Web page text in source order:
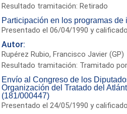
Resultado tramitación: Retirado
Participación en los programas
Presentado el 06/04/1990 y
Autor:
Rupérez Rubio, Francisco Javier (GP)
Resultado tramitación: Tramitado
Envío al Congreso de los
Organización del Tratado del
(181/000447)
Presentado el 24/05/1990 y